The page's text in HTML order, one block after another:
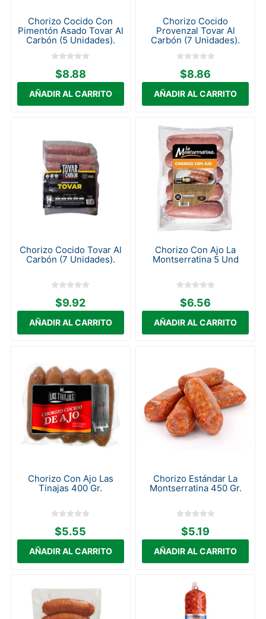
Chorizo Cocido Con
Pimentón Asado Tovar Al
Carbón (5 Unidades).
$8.88
Chorizo Cocido
Provenzal Tovar Al
Carbón (7 Unidades).
$8.86
Chorizo Cocido Tovar Al
Carbón (7 Unidades).
$9.92
Chorizo Con Ajo La
Montserratina 5 Und
$6.56
Chorizo Con Ajo Las
Tinajas 400 Gr.
$5.55
Chorizo Estándar La
Montserratina 450 Gr.
$5.19